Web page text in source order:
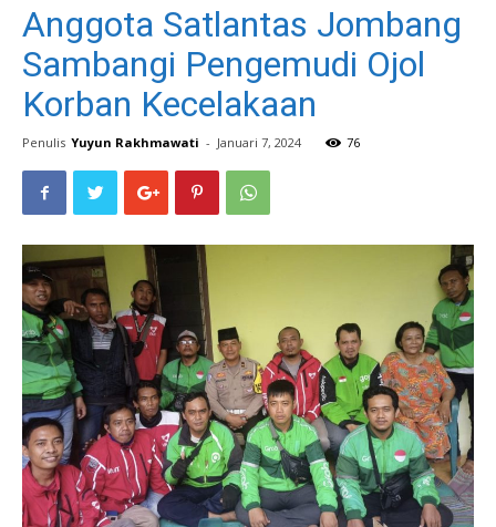
Anggota Satlantas Jombang
Sambangi Pengemudi Ojol
Korban Kecelakaan
Penulis Yuyun Rakhmawati - Januari 7, 2024 76